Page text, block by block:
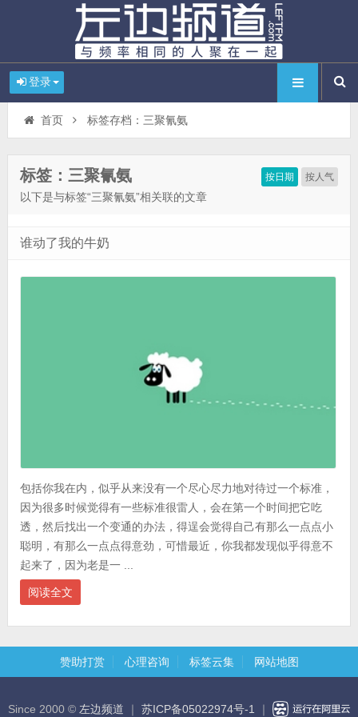
登录
首页 标签存档：三聚氰氨
按日期 按人气
标签：三聚氰氨
以下是与标签“三聚氰氨”相关联的文章
谁动了我的牛奶
包括你我在内，似乎从来没有一个尽心尽力地对待过一个标准，
因为很多时候觉得有一些标准很雷人，会在第一个时间把它吃
透，然后找出一个变通的办法，得逞会觉得自己有那么一点点小
聪明，有那么一点点得意劲，可惜最近，你我都发现似乎得意不
起来了，因为老是一 ...
阅读全文
赞助打赏 心理咨询 标签云集 网站地图
Since 2000 © 左边频道 ｜ 苏ICP备05022974号-1 ｜